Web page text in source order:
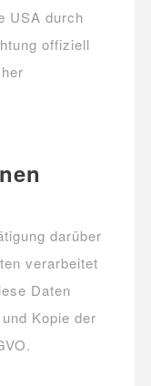
USA durch
offiziell
darüber
verarbeitet
Daten
Kopie der